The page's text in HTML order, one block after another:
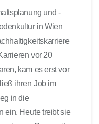
und -
in Wien
vor 20
kam es erst vor
ihren Job im
in die
ein. Heute treibt sie